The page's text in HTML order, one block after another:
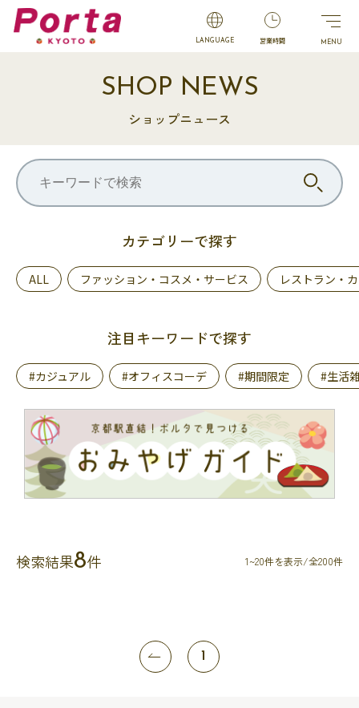
LANGUAGE 営業時間
SHOP NEWS
ショップニュース
カテゴリーで探す
ALL ファッション・コスメ・サービス レストラン・
注目キーワードで探す
#カジュアル #オフィスコーデ #期間限定 #生活
検索結果8件 1~20件を表示/全200件
1